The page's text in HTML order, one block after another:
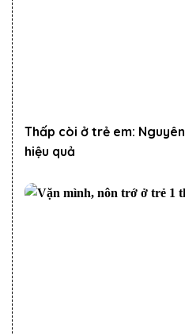
Thấp còi ở trẻ em:
hiệu quả